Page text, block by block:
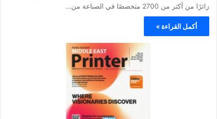
زائرًا من أكثر من 2700 متخصصًا في الصناعة من…
أكمل القراءة »